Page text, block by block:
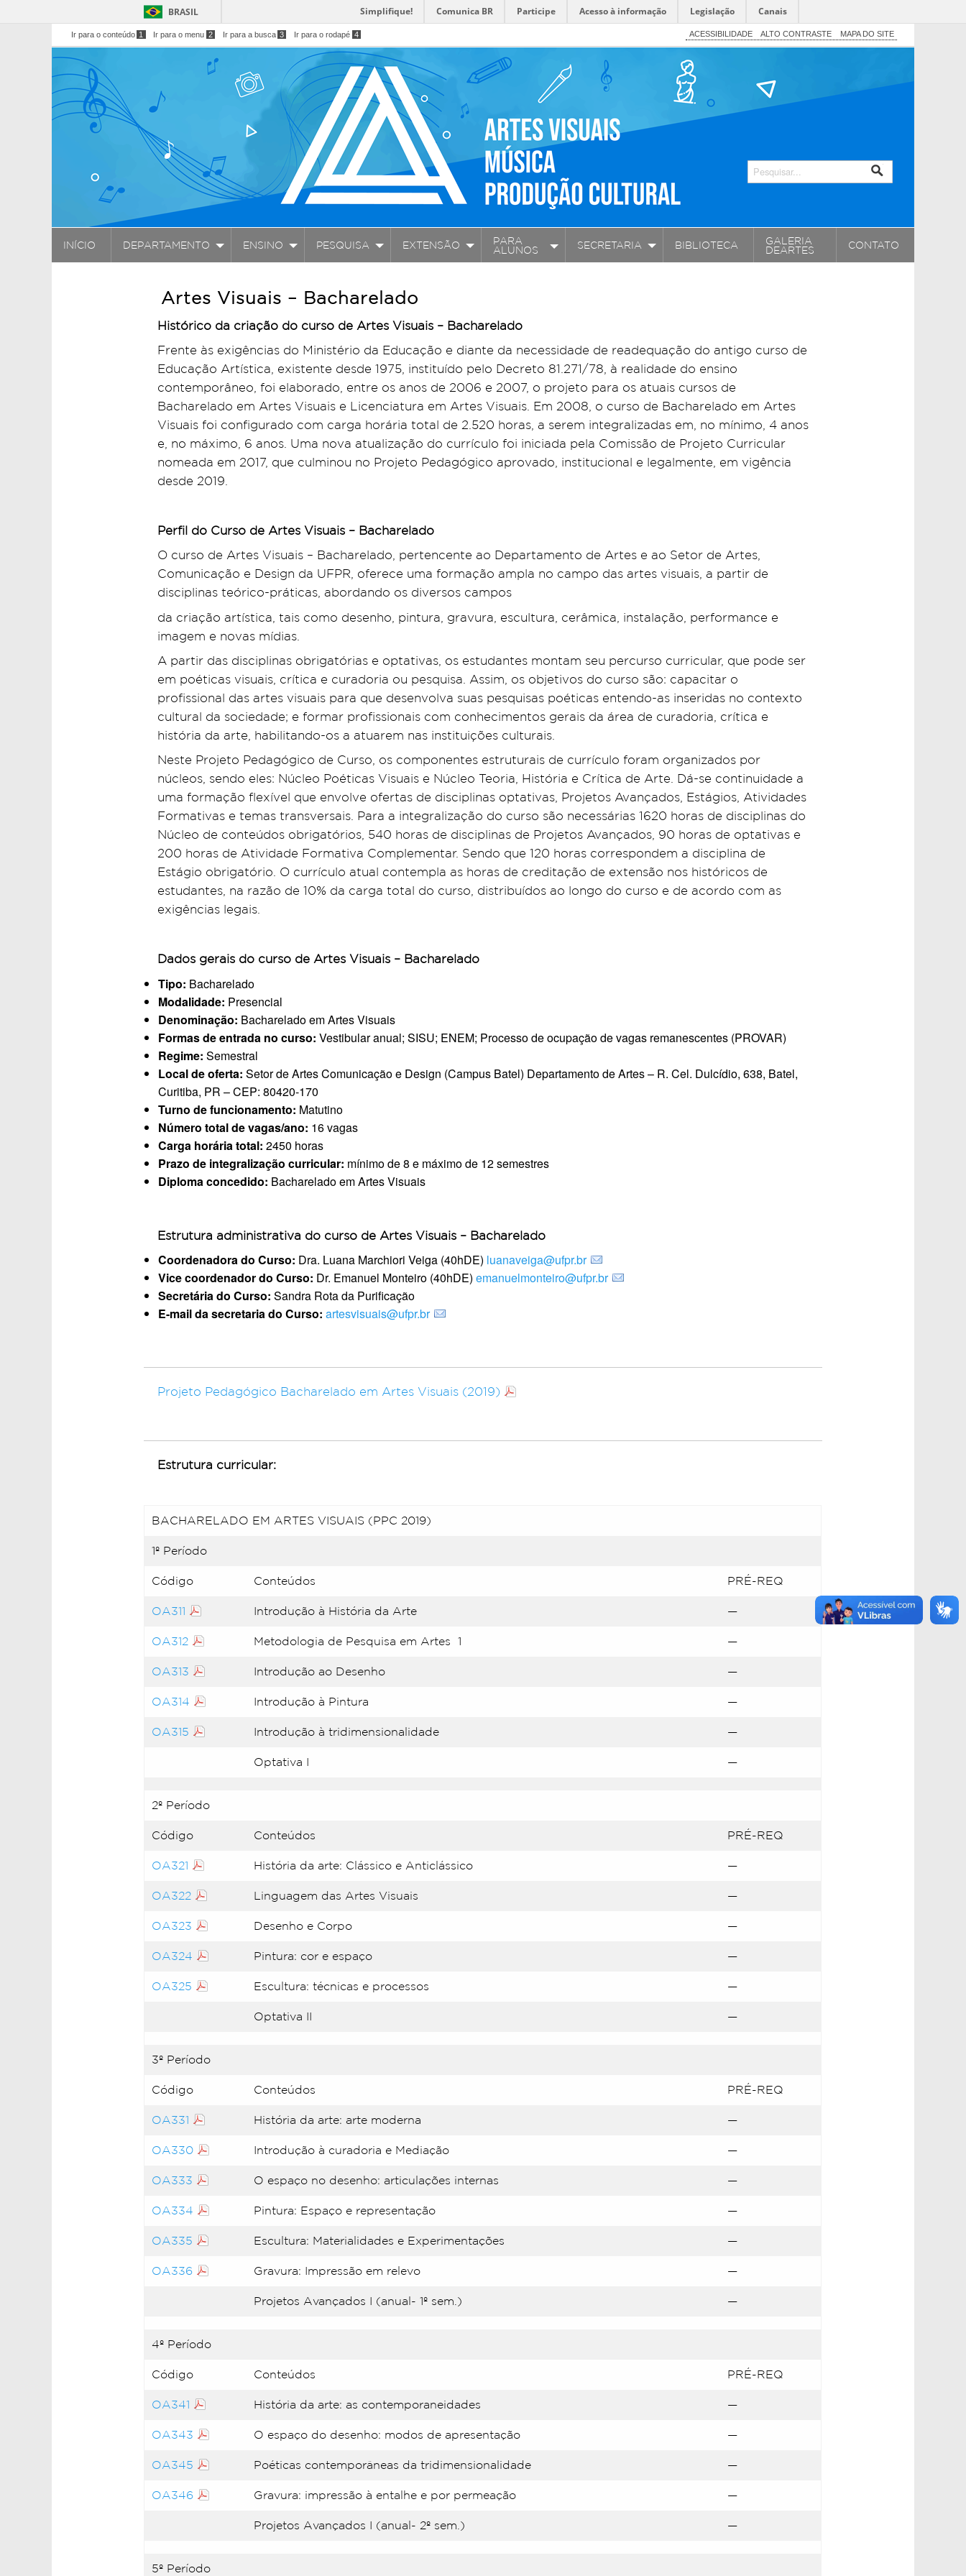
BRASIL Simplifique! Comunica BR Participe Acesso à informação Legislação Canais
Ir para o conteúdo 1 Ir para o menu 2 Ir para a busca 3 Ir para o rodapé 4 ACESSIBILIDADE ALTO CONTRASTE MAPA DO SITE
INÍCIO DEPARTAMENTO ENSINO PESQUISA EXTENSÃO
PARA
ALUNOS
SECRETARIA BIBLIOTECA
GALERIA
DEARTES
CONTATO
Artes Visuais – Bacharelado
Histórico da criação do curso de Artes Visuais – Bacharelado
Frente às exigências do Ministério da Educação e diante da necessidade de readequação do antigo curso de
Educação Artística, existente desde 1975, instituído pelo Decreto 81.271/78, à realidade do ensino
contemporâneo, foi elaborado, entre os anos de 2006 e 2007, o projeto para os atuais cursos de
Bacharelado em Artes Visuais e Licenciatura em Artes Visuais. Em 2008, o curso de Bacharelado em Artes
Visuais foi configurado com carga horária total de 2.520 horas, a serem integralizadas em, no mínimo, 4 anos
e, no máximo, 6 anos. Uma nova atualização do currículo foi iniciada pela Comissão de Projeto Curricular
nomeada em 2017, que culminou no Projeto Pedagógico aprovado, institucional e legalmente, em vigência
desde 2019.
Perfil do Curso de Artes Visuais – Bacharelado
O curso de Artes Visuais – Bacharelado, pertencente ao Departamento de Artes e ao Setor de Artes,
Comunicação e Design da UFPR, oferece uma formação ampla no campo das artes visuais, a partir de
disciplinas teórico-práticas, abordando os diversos campos
da criação artística, tais como desenho, pintura, gravura, escultura, cerâmica, instalação, performance e
imagem e novas mídias.
A partir das disciplinas obrigatórias e optativas, os estudantes montam seu percurso curricular, que pode ser
em poéticas visuais, crítica e curadoria ou pesquisa. Assim, os objetivos do curso são: capacitar o
profissional das artes visuais para que desenvolva suas pesquisas poéticas entendo-as inseridas no contexto
cultural da sociedade; e formar profissionais com conhecimentos gerais da área de curadoria, crítica e
história da arte, habilitando-os a atuarem nas instituições culturais.
Neste Projeto Pedagógico de Curso, os componentes estruturais de currículo foram organizados por
núcleos, sendo eles: Núcleo Poéticas Visuais e Núcleo Teoria, História e Crítica de Arte. Dá-se continuidade a
uma formação flexível que envolve ofertas de disciplinas optativas, Projetos Avançados, Estágios, Atividades
Formativas e temas transversais. Para a integralização do curso são necessárias 1620 horas de disciplinas do
Núcleo de conteúdos obrigatórios, 540 horas de disciplinas de Projetos Avançados, 90 horas de optativas e
200 horas de Atividade Formativa Complementar. Sendo que 120 horas correspondem a disciplina de
Estágio obrigatório. O currículo atual contempla as horas de creditação de extensão nos históricos de
estudantes, na razão de 10% da carga total do curso, distribuídos ao longo do curso e de acordo com as
exigências legais.
Dados gerais do curso de Artes Visuais – Bacharelado
Tipo: Bacharelado
Modalidade: Presencial
Denominação: Bacharelado em Artes Visuais
Formas de entrada no curso: Vestibular anual; SISU; ENEM; Processo de ocupação de vagas remanescentes (PROVAR)
Regime: Semestral
Local de oferta: Setor de Artes Comunicação e Design (Campus Batel) Departamento de Artes – R. Cel. Dulcídio, 638, Batel,
Curitiba, PR – CEP: 80420-170
Turno de funcionamento: Matutino
Número total de vagas/ano: 16 vagas
Carga horária total: 2450 horas
Prazo de integralização curricular: mínimo de 8 e máximo de 12 semestres
Diploma concedido: Bacharelado em Artes Visuais
Estrutura administrativa do curso de Artes Visuais – Bacharelado
Coordenadora do Curso: Dra. Luana Marchiori Veiga (40hDE) luanaveiga@ufpr.br
Vice coordenador do Curso: Dr. Emanuel Monteiro (40hDE)emanuelmonteiro@ufpr.br
Secretária do Curso: Sandra Rota da Purificação
E-mail da secretaria do Curso: artesvisuais@ufpr.br
Projeto Pedagógico Bacharelado em Artes Visuais (2019)
Estrutura curricular:
BACHARELADO EM ARTES VISUAIS (PPC 2019)
1º Período
Código Conteúdos PRÉ-REQ
OA311 Introdução à História da Arte —
OA312 Metodologia de Pesquisa em Artes 1 —
OA313 Introdução ao Desenho —
OA314 Introdução à Pintura —
OA315 Introdução à tridimensionalidade —
Optativa I —
2º Período
Código Conteúdos PRÉ-REQ
OA321 História da arte: Clássico e Anticlássico —
OA322 Linguagem das Artes Visuais —
OA323 Desenho e Corpo —
OA324 Pintura: cor e espaço —
OA325 Escultura: técnicas e processos —
Optativa II —
3º Período
Código Conteúdos PRÉ-REQ
OA331 História da arte: arte moderna —
OA330 Introdução à curadoria e Mediação —
OA333 O espaço no desenho: articulações internas —
OA334 Pintura: Espaço e representação —
OA335 Escultura: Materialidades e Experimentações —
OA336 Gravura: Impressão em relevo —
Projetos Avançados I (anual- 1º sem.) —
4º Período
Código Conteúdos PRÉ-REQ
OA341 História da arte: as contemporaneidades —
OA343 O espaço do desenho: modos de apresentação —
OA345 Poéticas contemporâneas da tridimensionalidade —
OA346 Gravura: impressão à entalhe e por permeação —
Projetos Avançados I (anual- 2º sem.) —
5º Período